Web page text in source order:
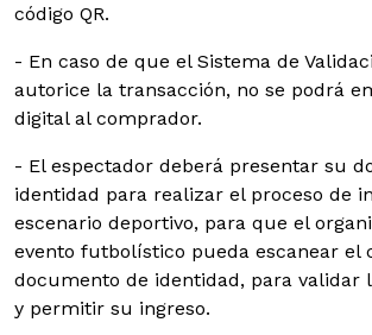
código QR.
- En caso de que el Sistema de
autorice la transacción, no se podrá
digital al comprador.
- El espectador deberá presentar su
identidad para realizar el proceso de
escenario deportivo, para que el
evento futbolístico pueda escanear el
documento de identidad, para validar
y permitir su ingreso.